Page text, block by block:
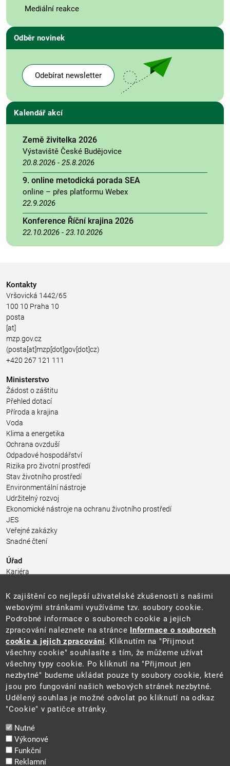
Mediální reakce
Odběr novinek
Odebírat newsletter
Kalendář akcí
Země živitelka 2026
Výstaviště České Budějovice
20.8.2026 - 25.8.2026
9. online metodická porada SEA
online – přes platformu Webex
22.9.2026
Konference Říční krajina 2026
22.10.2026 - 23.10.2026
Kontakty
Vršovická 1442/65
100 10 Praha 10
posta
[at]
mzp.gov.cz
(posta[at]mzp[dot]gov[dot]cz)
+420 267 121 111
Ministerstvo
Žádost o záštitu
Přehled dotací
Příroda a krajina
Voda
Klima a energetika
Ochrana ovzduší
Odpadové hospodářství
Rizika pro životní prostředí
Stav životního prostředí
Environmentální nástroje
Udržitelný rozvoj
Ekonomické nástroje na ochranu životního prostředí
JES
Veřejné zakázky
Snadné čtení
Úřad
Kariéra
Pro média a veřejnost
Povinně zveřejňované informace
Kontakty
Přistupnost budovy úřadu MŽP
(PDF, 204 kB)
Web
Aktuality
Ochrana osobních údajů
Prohlášení o přístupnosti
Zásady používání cookies
Mapa webu
K zajištění co nejlepší uživatelské zkušenosti s našimi
webovými stránkami využíváme tzv. soubory cookie.
Podrobné informace o souborech cookie a jejich
zpracování naleznete na stránce Informace o souborech
cookie a jejich zpracování. Kliknutím na "Přijmout
všechny cookie" souhlasíte s tím, že můžeme užívat
všechny typy cookie. Po kliknutí na "Přijmout jen
nezbytné" budeme ukládat pouze ty soubory cookie, které
jsou pro fungování našich webových stránek nezbytné.
Udělený souhlas je možné odvolat po kliknutí na odkaz
"Cookie" v patičce stránky.
Nutné
Výkonové
Funkční
Reklamní